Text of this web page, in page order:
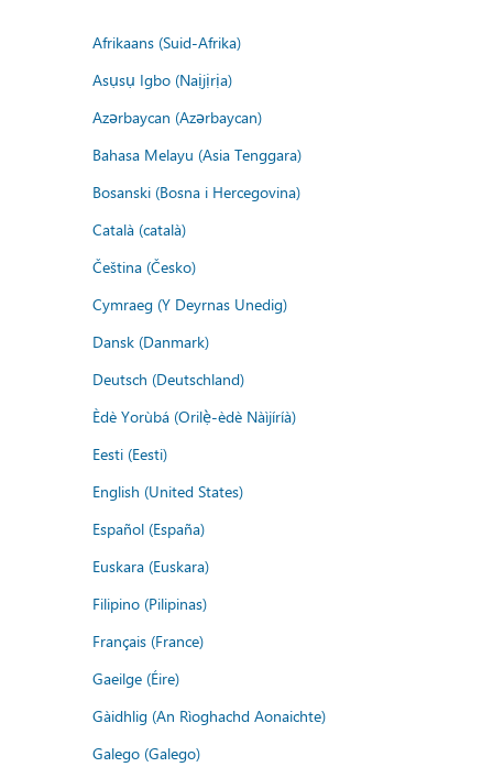
Afrikaans (Suid-Afrika)
Asụsụ Igbo (Naịjịrịa)
Azərbaycan (Azərbaycan)
Bahasa Melayu (Asia Tenggara)
Bosanski (Bosna i Hercegovina)
Català (català)
Čeština (Česko)
Cymraeg (Y Deyrnas Unedig)
Dansk (Danmark)
Deutsch (Deutschland)
Èdè Yorùbá (Orilẹ̀-èdè Nàìjíríà)
Eesti (Eesti)
English (United States)
Español (España)
Euskara (Euskara)
Filipino (Pilipinas)
Français (France)
Gaeilge (Éire)
Gàidhlig (An Rìoghachd Aonaichte)
Galego (Galego)